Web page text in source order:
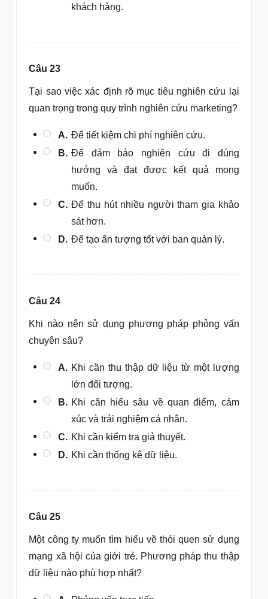
khách hàng.
Câu 23
Tại sao việc xác định rõ mục tiêu nghiên cứu lại
quan trọng trong quy trình nghiên cứu marketing?
A. Để tiết kiệm chi phí nghiên cứu.
B. Để đảm bảo nghiên cứu đi đúng
hướng và đạt được kết quả mong
muốn.
C. Để thu hút nhiều người tham gia khảo
sát hơn.
D. Để tạo ấn tượng tốt với ban quản lý.
Câu 24
Khi nào nên sử dụng phương pháp phỏng vấn
chuyên sâu?
A. Khi cần thu thập dữ liệu từ một lượng
lớn đối tượng.
B. Khi cần hiểu sâu về quan điểm, cảm
xúc và trải nghiệm cá nhân.
C. Khi cần kiểm tra giả thuyết.
D. Khi cần thống kê dữ liệu.
Câu 25
Một công ty muốn tìm hiểu về thói quen sử dụng
mạng xã hội của giới trẻ. Phương pháp thu thập
dữ liệu nào phù hợp nhất?